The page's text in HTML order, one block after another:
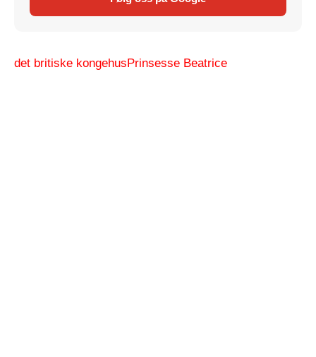
det britiske kongehusPrinsesse Beatrice